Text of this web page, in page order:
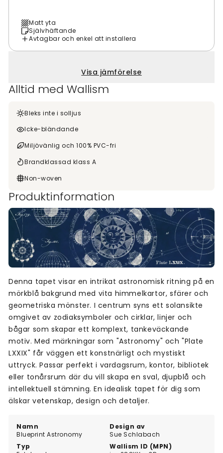
Matt yta
Självhäftande
Avtagbar och enkel att installera
Visa jämförelse
Alltid med Wallism
Bleks inte i solljus
Icke-bländande
Miljövänlig och 100% PVC-fri
Brandklassad klass A
Non-woven
Produktinformation
Namn
Blueprint Astronomy
Design av
Sue Schlabach
Typ
Wallism ID (MPN)
Denna tapet visar en intrikat astronomisk ritning på en
mörkblå bakgrund med vita himmelkartor, sfärer och
geometriska mönster. I centrum syns ett solansikte
omgivet av zodiaksymboler och cirklar, linjer och
bågar som skapar ett komplext, tankeväckande
motiv. Med märkningar som "Astronomy" och "Plate
LXXIX" får väggen ett konstnärligt och mystiskt
uttryck. Passar perfekt i vardagsrum, kontor, bibliotek
eller tonårsrum där du vill skapa en sval, djupblå och
intellektuell stämning. En idealisk tapet för dig som
älskar vetenskap, design och detaljer.